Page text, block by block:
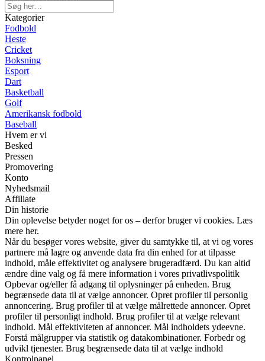
Kategorier
Fodbold
Heste
Cricket
Boksning
Esport
Dart
Basketball
Golf
Amerikansk fodbold
Baseball
Hvem er vi
Besked
Pressen
Promovering
Konto
Nyhedsmail
Affiliate
Din historie
Din oplevelse betyder noget for os – derfor bruger vi cookies. Læs
mere her.
Når du besøger vores website, giver du samtykke til, at vi og vores
partnere må lagre og anvende data fra din enhed for at tilpasse
indhold, måle effektivitet og analysere brugeradfærd. Du kan altid
ændre dine valg og få mere information i vores privatlivspolitik
Opbevar og/eller få adgang til oplysninger på enheden. Brug
begrænsede data til at vælge annoncer. Opret profiler til personlig
annoncering. Brug profiler til at vælge målrettede annoncer. Opret
profiler til personligt indhold. Brug profiler til at vælge relevant
indhold. Mål effektiviteten af annoncer. Mål indholdets ydeevne.
Forstå målgrupper via statistik og datakombinationer. Forbedr og
udvikl tjenester. Brug begrænsede data til at vælge indhold
Kontrolpanel